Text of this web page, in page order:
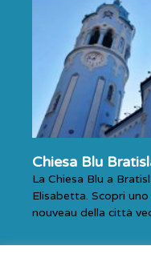
Chiesa Blu
La Chiesa Blu a
Elisabetta. Scopri
nouveau della città